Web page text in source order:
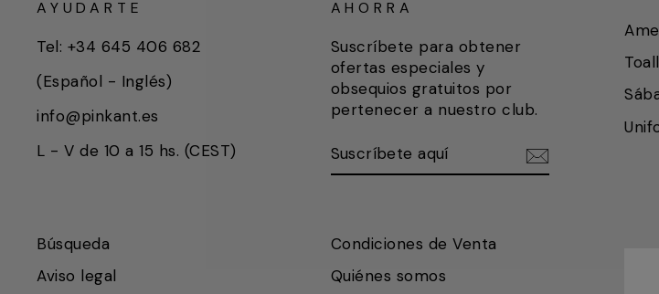
AYUDARTE
Tel: +34 645 406 682
(Español - Inglés)
info@pinkant.es
L - V de 10 a 15 hs. (CEST)
AHORRA
Suscríbete para obtener
ofertas especiales y
obsequios gratuitos por
pertenecer a nuestro club.
AQUÍ
Búsqueda
Aviso legal
Condiciones de Venta
Quiénes somos